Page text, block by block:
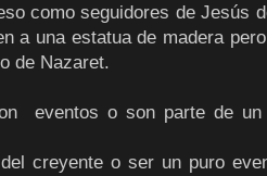
como seguidores de Jesús
a una estatua de madera
de Nazaret.
eventos o son parte de un
creyente o ser un puro